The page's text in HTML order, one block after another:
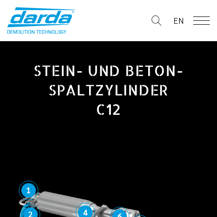
content
EN
STEIN- UND BETON-
SPALTZYLINDER
C12
1
2
4